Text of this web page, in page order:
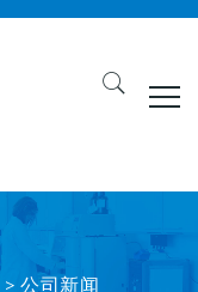
> 公司新闻